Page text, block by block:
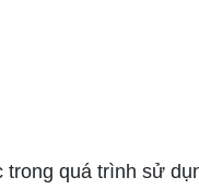
quá trình sử